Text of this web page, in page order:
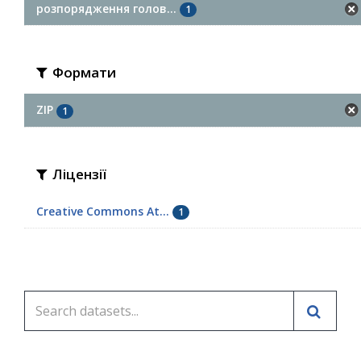
розпорядження голов... 1
Формати
ZIP 1
Ліцензії
Creative Commons At... 1